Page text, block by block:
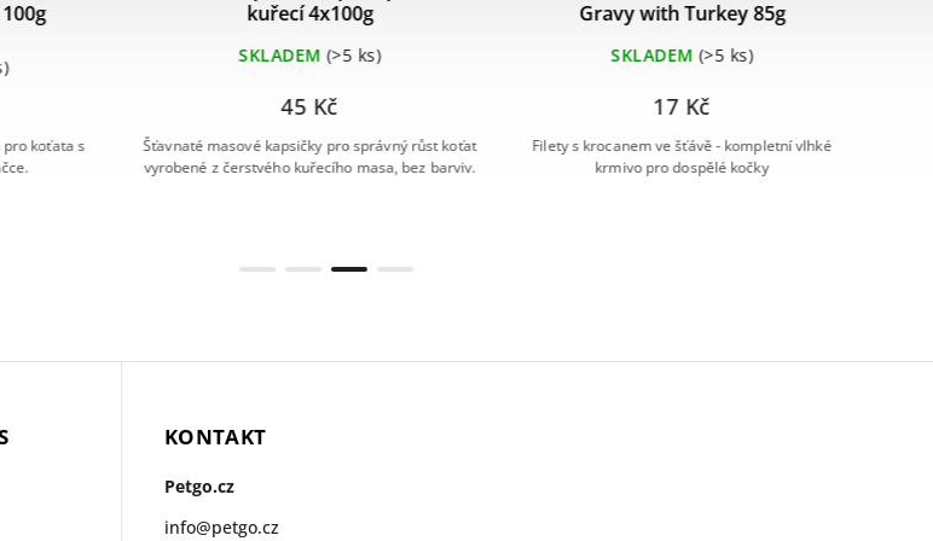
růst koťat
bez barviv.
Gravy with Turkey 85g
SKLADEM (>5 ks)
17 Kč
Filety s krocanem ve šťávě - kompletní vlhké
krmivo pro dospělé kočky
Chicken 85g
MOMENTÁLNĚ NEDOSTUPNÉ
25 Kč
Kompletní superprémiové bezobilné mokré
krmivo s 85% čerstvého masa pro koťata.
KONTAKT
Petgo.cz
info@petgo.cz